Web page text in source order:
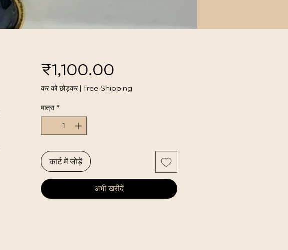
₹1,100.00मूल्य
कर को छोड़कर| Free Shipping
मात्रा *
कार्ट में जोड़ें
अभी खरीदें